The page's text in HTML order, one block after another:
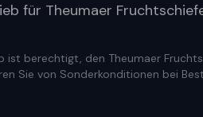
für Theumaer
berechtigt, den Theumaer
Sie von Sonderkonditionen bei